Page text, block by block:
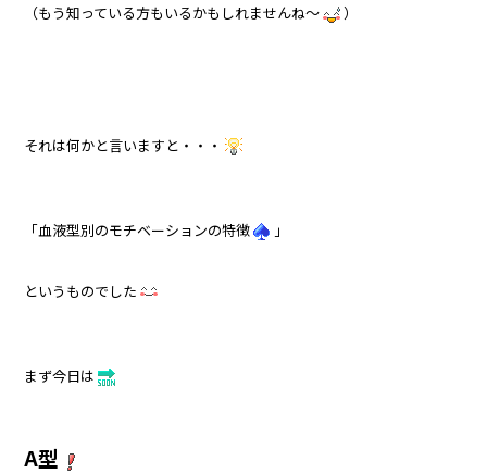
（もう知っている方もいるかもしれませんね～ ）
それは何かと言いますと・・・
「血液型別のモチベーションの特徴 」
というものでした
まず今日は
A型